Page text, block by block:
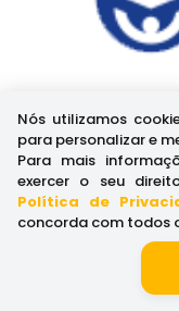
Abbott
Nós utilizamos
para personalizar e
Para mais
exercer o seu
Política de
concorda com todos